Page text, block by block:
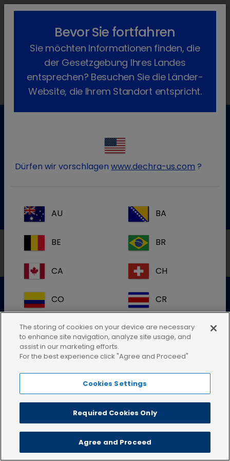
lock_outline search menu
Arzneimittel
Simeticon
Kundenservice für Tierarztpraxen
Kontaktieren Sie unseren Kundenservice.
Tel.: 05572 / 40242-55
Cookie-Richtlinie
Impressum
Bevor Sie fortfahren
Sie möchten Informationen finden, die
der Gesetzgebung Ihres Landes
entsprechen? Besuchen Sie die Länder-
Website, die Ihrem Standort entspricht.
Dürfen wir vorschlagenwww.dechra-us.com ?
AU BA
BE BR
CA CH
CO CR
DE DK
ES FI
IE
The storing of cookies on your device are necessary
to enhance site navigation, analyze site usage, and
assist in our marketing efforts.
For the best experience click "Agree and Proceed"
Cookies Settings
Required Cookies Only
Agree and Proceed